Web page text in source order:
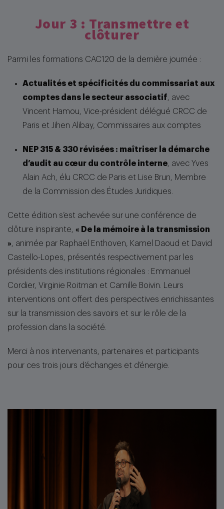
Jour 3 : Transmettre et
clôturer
Parmi les formations CAC120 de la dernière journée :
Actualités et spécificités du commissariat aux
comptes dans le secteur associatif , avec
Vincent Hamou, Vice-président délégué CRCC de
Paris et Jihen Alibay, Commissaires aux comptes
NEP 315 & 330 révisées : maîtriser la démarche
d’audit au cœur du contrôle interne , avec Yves
Alain Ach, élu CRCC de Paris et Lise Brun, Membre
de la Commission des Études Juridiques.
Cette édition s’est achevée sur une conférence de
clôture inspirante, « De la mémoire à la transmission
» , animée par Raphaël Enthoven, Kamel Daoud et David
Castello-Lopes, présentés respectivement par les
présidents des institutions régionales : Emmanuel
Cordier, Virginie Roitman et Camille Boivin. Leurs
interventions ont offert des perspectives enrichissantes
sur la transmission des savoirs et sur le rôle de la
profession dans la société.
Merci à nos intervenants, partenaires et participants
pour ces trois jours d’échanges et d’énergie.